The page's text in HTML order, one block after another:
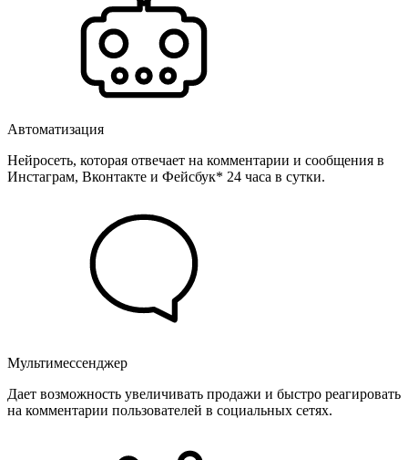
Автоматизация
Нейросеть, которая отвечает на комментарии и сообщения в
Инстаграм, Вконтакте и Фейсбук* 24 часа в сутки.
Мультимессенджер
Дает возможность увеличивать продажи и быстро реагировать
на комментарии пользователей в социальных сетях.